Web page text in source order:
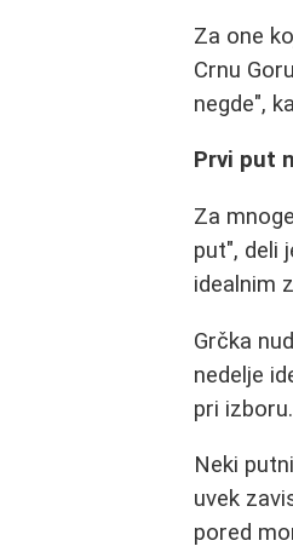
Za one
Crnu
negde",
Prvi put
Za
put", deli
idealnim
Grčka
nedelje
pri izboru.
Neki
uvek
pored